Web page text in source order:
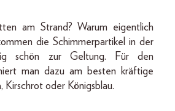
am Strand? Warum eigentlich
die Schimmerpartikel in der
schön zur Geltung. Für den
man dazu am besten kräftige
Kirschrot oder Königsblau.